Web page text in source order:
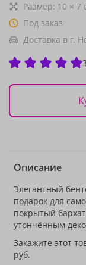
Размер: 10 × 7
Под заказ
Доставка в г.
Описание
Элегантный
подарок для
покрытый
утончённым
Закажите этот
руб.